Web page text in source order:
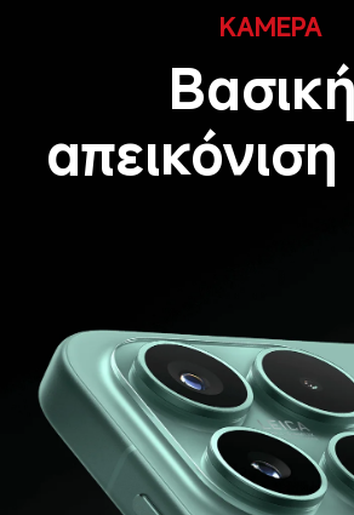
ΚΑΜΕΡΑ
Βασική